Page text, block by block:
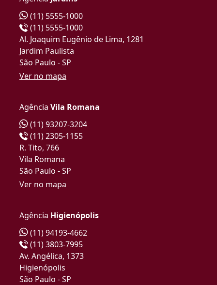
(11) 5555-1000
(11) 5555-1000
Al. Joaquim Eugênio de Lima, 1281
Jardim Paulista
São Paulo - SP
Ver no mapa
Agência Vila Romana
(11) 93207-3204
(11) 2305-1155
R. Tito, 766
Vila Romana
São Paulo - SP
Ver no mapa
Agência Higienópolis
(11) 94193-4662
(11) 3803-7995
Av. Angélica, 1373
Higienópolis
São Paulo - SP